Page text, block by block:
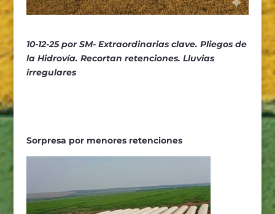
10-12-25 por SM- Extraordinarias clave. Pliegos de
la Hidrovía. Recortan retenciones. Lluvias
irregulares
Sorpresa por menores retenciones